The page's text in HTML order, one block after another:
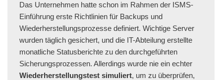
Das Unternehmen hatte schon im Rahmen der ISMS-
Einführung erste Richtlinien für Backups und
Wiederherstellungsprozesse definiert. Wichtige Server
wurden täglich gesichert, und die IT-Abteilung erstellte
monatliche Statusberichte zu den durchgeführten
Sicherungsprozessen. Allerdings wurde nie ein echter
Wiederherstellungstest simuliert, um zu überprüfen,